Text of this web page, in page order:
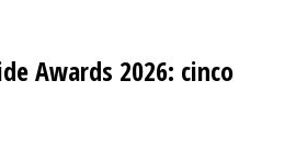
Awards 2026: cinco